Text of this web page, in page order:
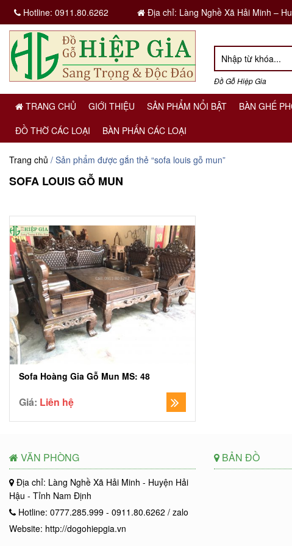
Hotline:0911.80.6262 Địa chỉ: Làng Nghề Xã Hải Minh –
Đồ Gỗ Hiệp Gia
TRANG CHỦ GIỚI THIỆU SẢN PHẨM NỔI BẬT BÀN GHẾ
ĐỒ THỜ CÁC LOẠI
BÀN PHẤN CÁC LOẠI
Trang chủ / Sản phẩm được gắn thẻ “sofa louis gỗ mun”
SOFA LOUIS GỖ MUN
Sofa Hoàng Gia Gỗ Mun MS: 48
Giá: Liên hệ
VĂN PHÒNG
Địa chỉ: Làng Nghề Xã Hải Minh - Huyện Hải
Hậu - Tỉnh Nam Định
Hotline: 0777.285.999 - 0911.80.6262 / zalo
Website: http://dogohiepgia.vn
BẢN ĐỒ